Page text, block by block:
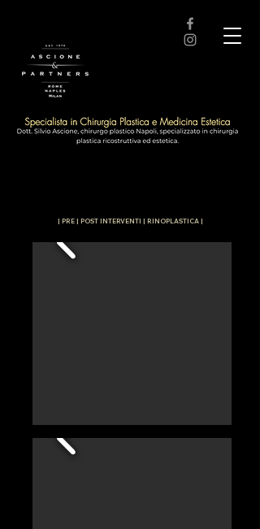
| PRE | POST INTERVENTI | RINOPLASTICA |